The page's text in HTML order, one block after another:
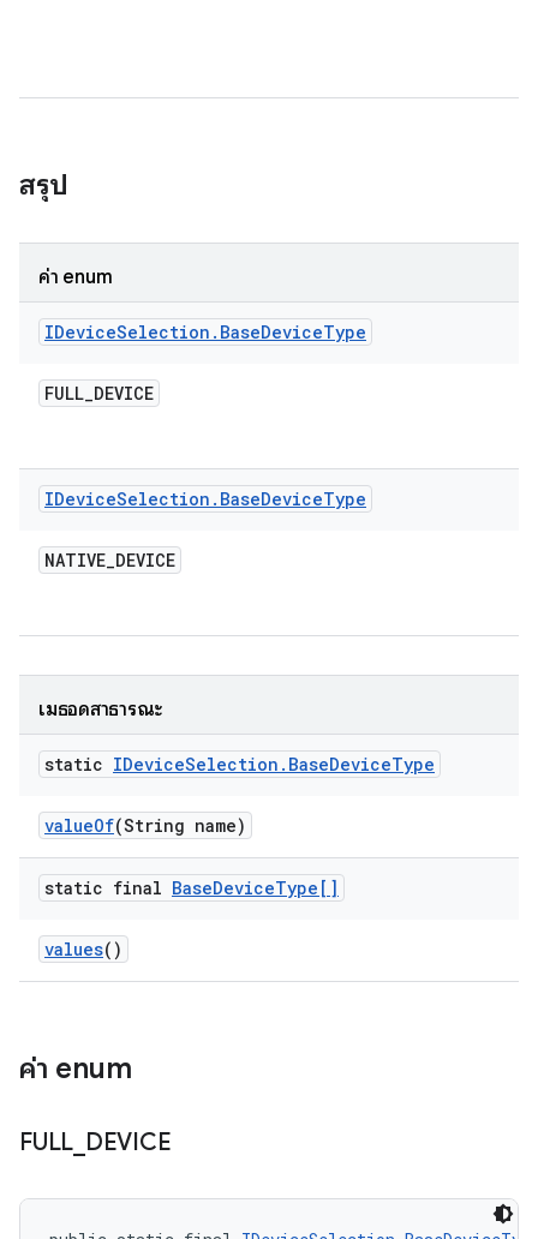
สรุป
ค่า enum
IDeviceSelection . BaseDeviceType
FULL_DEVICE
IDeviceSelection . BaseDeviceType
NATIVE_DEVICE
เมธอดสาธารณะ
static IDeviceSelection . BaseDeviceType
valueOf(String name)
static final BaseDeviceType[]
values()
ค่า enum
FULL DEVICE